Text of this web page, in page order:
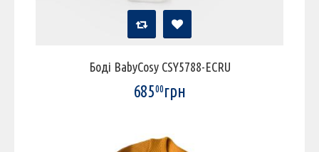
Боді BabyCosy CSY5788-ECRU
68500грн